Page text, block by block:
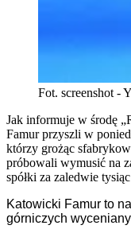
Fot. screenshot -
Jak informuje w środę
Famur przyszli w
którzy grożąc
próbowali wymusić na
spółki za zaledwie
Katowicki Famur to
górniczych wyceniany